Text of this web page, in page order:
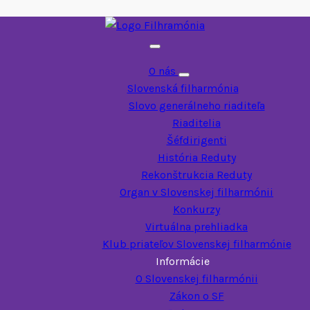
O nás
Toggle submenu
Slovenská filharmónia
Slovo generálneho riaditeľa
Riaditelia
Šéfdirigenti
História Reduty
Rekonštrukcia Reduty
Organ v Slovenskej filharmónii
Konkurzy
Virtuálna prehliadka
Klub priateľov Slovenskej filharmónie
Informácie
O Slovenskej filharmónii
Zákon o SF